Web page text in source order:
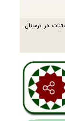
در ترمینال